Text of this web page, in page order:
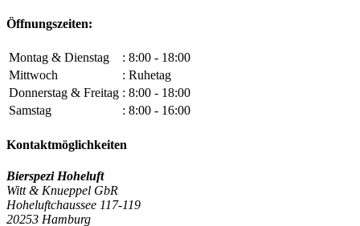
Öffnungszeiten:
Montag & Dienstag
: 8:00 - 18:00
Mittwoch
: Ruhetag
Donnerstag & Freitag : 8:00 - 18:00
Samstag
: 8:00 - 16:00
Kontaktmöglichkeiten
Bierspezi Hoheluft
Witt & Knueppel GbR
Hoheluftchaussee 117-119
20253 Hamburg